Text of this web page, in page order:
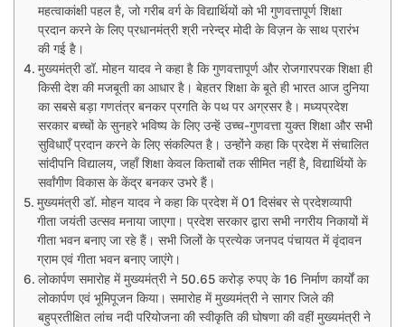
महत्वाकांक्षी पहल है, जो गरीब वर्ग के विद्यार्थियों को भी गुणवत्तापूर्ण शिक्षा
प्रदान करने के लिए प्रधानमंत्री श्री नरेन्द्र मोदी के विज़न के साथ प्रारंभ
की गई है।
मुख्यमंत्री डॉ. मोहन यादव ने कहा है कि गुणवत्तापूर्ण और रोजगारपरक शिक्षा ही
किसी देश की मजबूती का आधार है। बेहतर शिक्षा के बूते ही भारत आज दुनिया
का सबसे बड़ा गणतंत्र बनकर प्रगति के पथ पर अग्रसर है। मध्यप्रदेश
सरकार बच्चों के सुनहरे भविष्य के लिए उन्हें उच्च-गुणवत्ता युक्त शिक्षा और सभी
सुविधाएँ प्रदान करने के लिए संकल्पित है। उन्होंने कहा कि प्रदेश में संचालित
सांदीपनि विद्यालय, जहाँ शिक्षा केवल किताबों तक सीमित नहीं है, विद्यार्थियों के
सर्वांगीण विकास के केंद्र बनकर उभरे हैं।
मुख्यमंत्री डॉ. मोहन यादव ने कहा कि प्रदेश में 01 दिसंबर से प्रदेशव्यापी
गीता जयंती उत्सव मनाया जाएगा। प्रदेश सरकार द्वारा सभी नगरीय निकायों में
गीता भवन बनाए जा रहे हैं। सभी जिलों के प्रत्येक जनपद पंचायत में वृंदावन
ग्राम एवं गीता भवन बनाए जाएंगे।
लोकार्पण समारोह में मुख्यमंत्री ने 50.65 करोड़ रुपए के 16 निर्माण कार्यों का
लोकार्पण एवं भूमिपूजन किया। समारोह में मुख्यमंत्री ने सागर जिले की
बहुप्रतीक्षित लांच नदी परियोजना की स्वीकृति की घोषणा की वहीं मुख्यमंत्री ने